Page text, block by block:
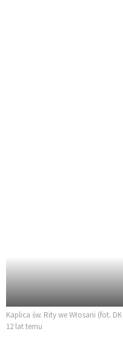
Kaplica św. Rity we Włosani (fot.
12 lat temu